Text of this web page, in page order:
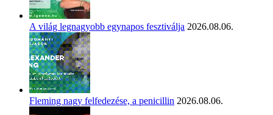
A világ legnagyobb egynapos fesztiválja 2026.08.06.
Fleming nagy felfedezése, a penicillin 2026.08.06.